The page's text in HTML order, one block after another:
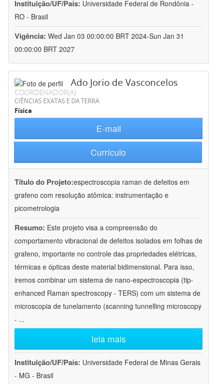
Instituição/UF/País: Universidade Federal de Rondônia -
RO - Brasil
Vigência: Wed Jan 03 00:00:00 BRT 2024-Sun Jan 31
00:00:00 BRT 2027
Ado Jorio de Vasconcelos
COORDENADOR(A)
CIÊNCIAS EXATAS E DA TERRA
Física
E-mail
Currículo
Título do Projeto:espectroscopia raman de defeitos em
grafeno com resolução atômica: instrumentação e
picometrologia
Resumo: Este projeto visa a compreensão do
comportamento vibracional de defeitos isolados em folhas de
grafeno, importante no controle das propriedades elétricas,
térmicas e ópticas deste material bidimensional. Para isso,
iremos combinar um sistema de nano-espectroscopia (tip-
enhanced Raman spectroscopy - TERS) com um sistema de
microscopia de tunelamento (scanning tunnelling microscopy
- ...
leia mais
Instituição/UF/País: Universidade Federal de Minas Gerais
- MG - Brasil